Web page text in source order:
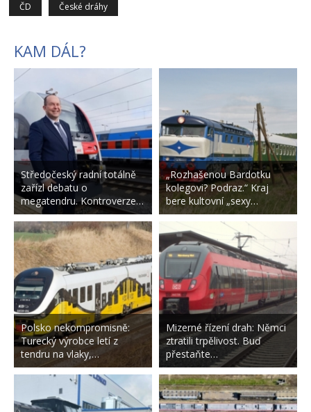
ČD České dráhy
KAM DÁL?
Středočeský radní totálně
zařízl debatu o
megatendru. Kontroverze…
Polsko nekompromisně:
Turecký výrobce letí z
tendru na vlaky,…
„Rozhašenou Bardotku
kolegovi? Podraz.“ Kraj
bere kultovní „sexy…
Mizerné řízení drah: Němci
ztratili trpělivost. Buď
přestaňte…